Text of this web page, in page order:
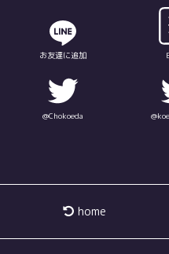
お友達に追加
@Chokoeda
home